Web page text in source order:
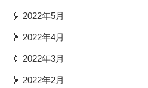
2022年5月
2022年4月
2022年3月
2022年2月